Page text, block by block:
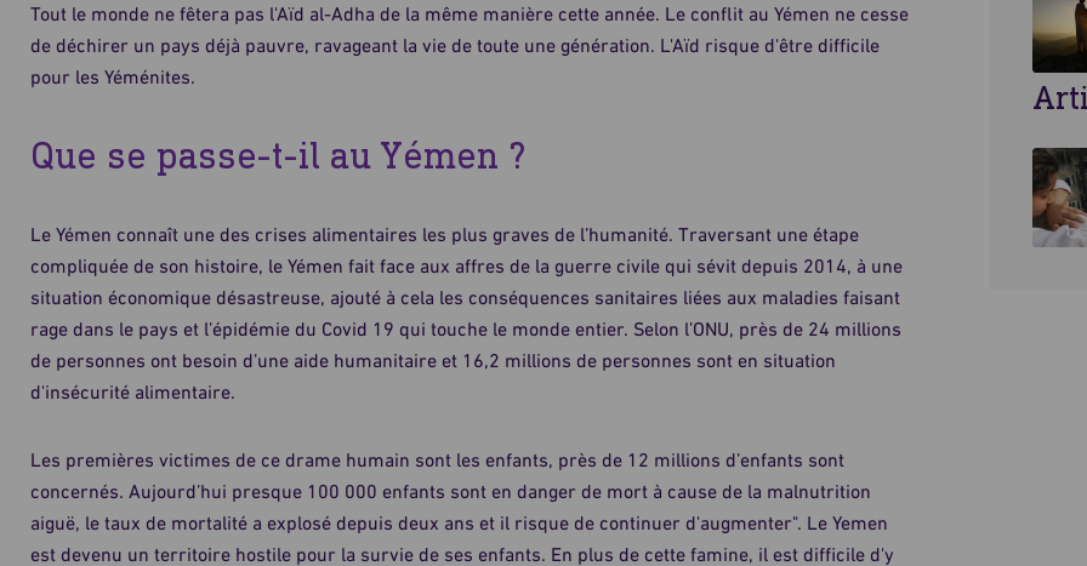
Tout le monde ne fêtera pas l'Aïd al-Adha de la même manière cette année. Le conflit au Yémen ne cesse
de déchirer un pays déjà pauvre, ravageant la vie de toute une génération. L'Aïd risque d'être difficile
pour les Yéménites.
Que se passe-t-il au Yémen ?
Le Yémen connaît une des crises alimentaires les plus graves de l’humanité. Traversant une étape
compliquée de son histoire, le Yémen fait face aux affres de la guerre civile qui sévit depuis 2014, à une
situation économique désastreuse, ajouté à cela les conséquences sanitaires liées aux maladies faisant
rage dans le pays et l’épidémie du Covid 19 qui touche le monde entier. Selon l’ONU, près de 24 millions
de personnes ont besoin d’une aide humanitaire et 16,2 millions de personnes sont en situation
d'insécurité alimentaire.
Les premières victimes de ce drame humain sont les enfants, près de 12 millions d’enfants sont
concernés. Aujourd’hui presque 100 000 enfants sont en danger de mort à cause de la malnutrition
aiguë, le taux de mortalité a explosé depuis deux ans et il risque de continuer d'augmenter". Le Yemen
est devenu un territoire hostile pour la survie de ses enfants. En plus de cette famine, il est difficile d'y